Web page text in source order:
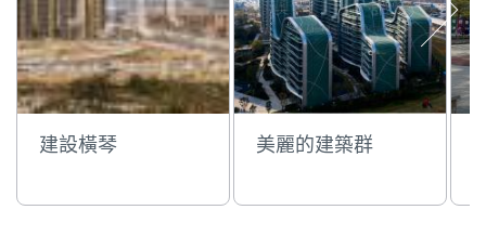
建設橫琴 美麗的建築群